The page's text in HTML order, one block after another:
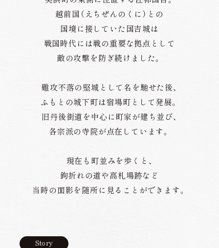
越前国（えちぜんのくに）との
国境に接していた国吉城は
戦国時代には戦の重要な拠点として
敵の攻撃を防ぎ続けました。
難攻不落の堅城として名を馳せた後、
ふもとの城下町は宿場町として発展。
旧丹後街道を中心に町家が建ち並び、
各宗派の寺院が点在しています。
現在も町並みを歩くと、
鉤折れの道や高札場跡など
当時の面影を随所に見ることができます。
Story